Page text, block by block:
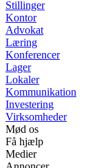
Stillinger
Kontor
Advokat
Læring
Konferencer
Lager
Lokaler
Kommunikation
Investering
Virksomheder
Mød os
Få hjælp
Medier